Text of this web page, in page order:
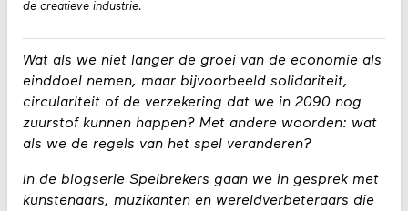
Wat als we niet langer de groei van de economie als
einddoel nemen, maar bijvoorbeeld solidariteit,
circulariteit of de verzekering dat we in 2090 nog
zuurstof kunnen happen? Met andere woorden: wat
als we de regels van het spel veranderen?
In de blogserie Spelbrekers gaan we in gesprek met
kunstenaars, muzikanten en wereldverbeteraars die
de creatieve industrie.